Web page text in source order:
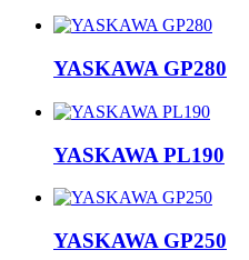
YASKAWA GP280
YASKAWA PL190
YASKAWA GP250